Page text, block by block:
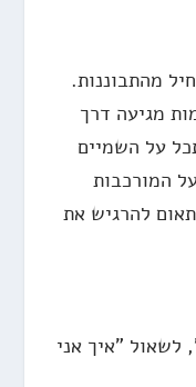
מהתבוננות.
מגיעה דרך
על השמיים
המורכבות
להרגיש את
לשאול "איך אני